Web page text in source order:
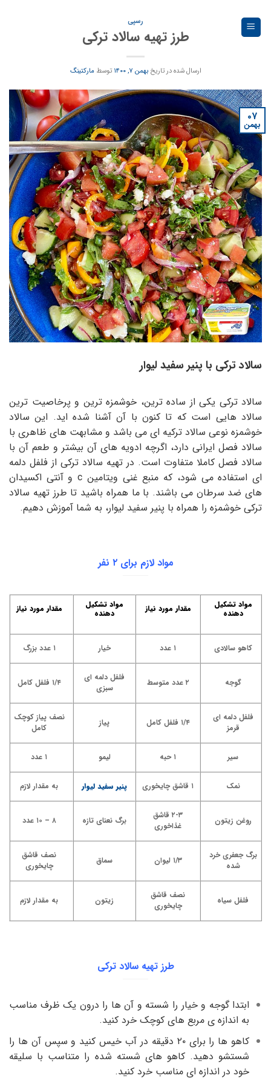
content
رسپی
طرز تهیه سالاد ترکی
ارسال شده در تاریخبهمن ۷, ۱۴۰۰ توسطمارکتینگ
۰۷
بهمن
سالاد ترکی با پنیر سفید لیوار
سالاد ترکی یکی از ساده ترین، خوشمزه ترین و پرخاصیت ترین
سالاد هایی است که تا کنون با آن آشنا شده اید. این سالاد
خوشمزه نوعی سالاد ترکیه ای می باشد و مشابهت های ظاهری با
سالاد فصل ایرانی دارد، اگرچه ادویه های آن بیشتر و طعم آن با
سالاد فصل کاملا متفاوت است. در تهیه سالاد ترکی از فلفل دلمه
ای استفاده می شود، که منبع غنی ویتامین c و آنتی اکسیدان
های ضد سرطان می باشند. با ما همراه باشید تا طرز تهیه سالاد
ترکی خوشمزه را همراه با پنیر سفید لیوار، به شما آموزش دهیم.
مواد لازم برای ۲ نفر
مواد تشکیل
دهنده مقدار مورد نیاز مواد تشکیل
دهنده مقدار مورد نیاز
کاهو سالادی ۱ عدد خیار ۱ عدد بزرگ
گوجه ۲ عدد متوسط
فلفل دلمه ای
سبزی
۱/۴ فلفل کامل
فلفل دلمه ای
قرمز
۱/۴ فلفل کامل پیاز
نصف پیاز کوچک
کامل
سیر ۱ حبه لیمو ۱ عدد
نمک ۱ قاشق چایخوری پنیر سفید لیوار به مقدار لازم
روغن زیتون
۲-۳ قاشق
غذاخوری
برگ نعنای تازه ۸ – ۱۰ عدد
برگ جعفری خرد
شده
۱/۳ لیوان سماق
نصف قاشق
چایخوری
فلفل سیاه
نصف قاشق
چایخوری
زیتون به مقدار لازم
طرز تهیه سالاد ترکی
ابتدا گوجه و خیار را شسته و آن ها را درون یک ظرف مناسب
به اندازه ی مربع های کوچک خرد کنید.
کاهو ها را برای ۲۰ دقیقه در آب خیس کنید و سپس آن ها را
شستشو دهید. کاهو های شسته شده را متناسب با سلیقه
خود در اندازه ای مناسب خرد کنید.